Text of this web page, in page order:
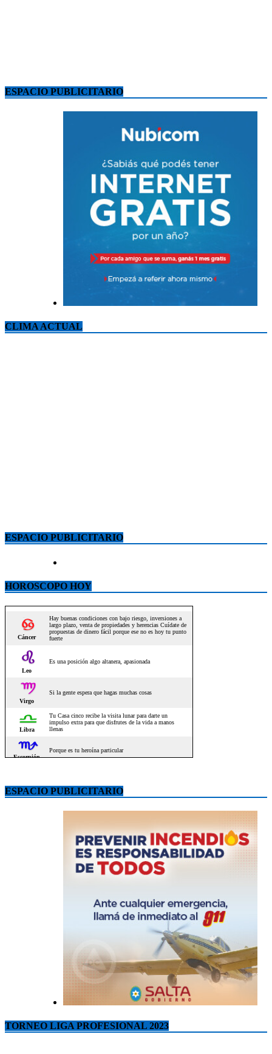
ESPACIO PUBLICITARIO
CLIMA ACTUAL
ESPACIO PUBLICITARIO
HOROSCOPO HOY
ESPACIO PUBLICITARIO
TORNEO LIGA PROFESIONAL 2023